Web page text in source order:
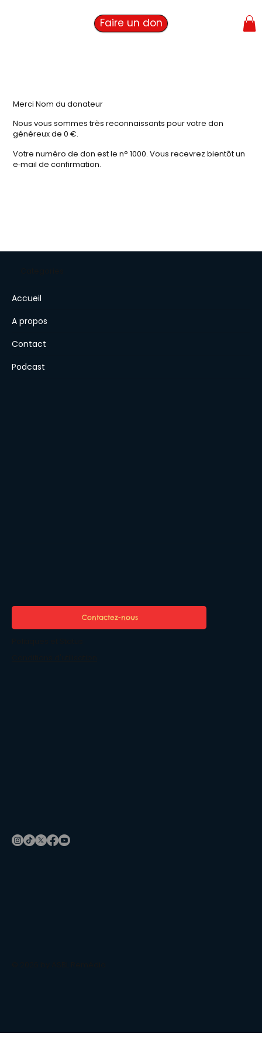
Faire un don
Merci Nom du donateur
Nous vous sommes très reconnaissants pour votre don
généreux de 0 €.
Votre numéro de don est le n° 1000. Vous recevrez bientôt un
e‑mail de confirmation.
Accueil
A propos
Contact
Podcast
Contactez-nous